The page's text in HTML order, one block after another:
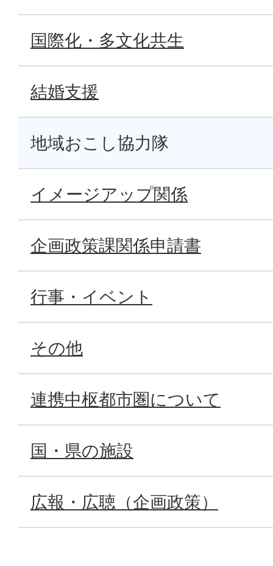
国際化・多文化共生
結婚支援
地域おこし協力隊
イメージアップ関係
企画政策課関係申請書
行事・イベント
その他
連携中枢都市圏について
国・県の施設
広報・広聴（企画政策）